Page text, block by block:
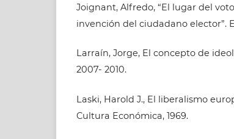
Joignant, Alfredo, “El lugar del
invención del ciudadano elector”.
Larraín, Jorge, El concepto de
2007- 2010.
Laski, Harold J., El liberalismo
Cultura Económica, 1969.